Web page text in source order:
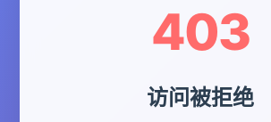
403
访问被拒绝